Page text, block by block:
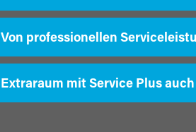
Von professionellen
Extraraum mit Service Plus